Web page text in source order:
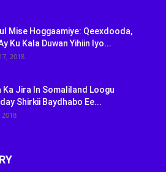
Mise Hoggaamiye: Qeexdooda,
Ku Kala Duwan Yihiin Iyo...
2018
Ka Jira In Somaliland Loogu
Shirkii Baydhabo Ee...
2018